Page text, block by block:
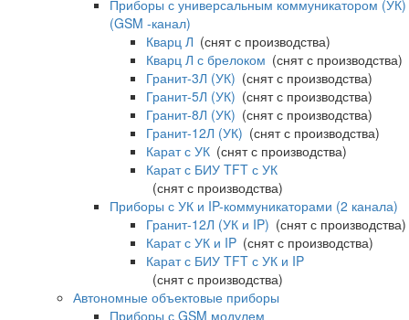
Приборы с универсальным коммуникатором (УК)
(GSM -канал)
Кварц Л (снят с производства)
Кварц Л с брелоком (снят с производства)
Гранит-3Л (УК) (снят с производства)
Гранит-5Л (УК) (снят с производства)
Гранит-8Л (УК) (снят с производства)
Гранит-12Л (УК) (снят с производства)
Карат с УК (снят с производства)
Карат с БИУ TFT с УК
(снят с производства)
Приборы с УК и IP-коммуникаторами (2 канала)
Гранит-12Л (УК и IP) (снят с производства)
Карат с УК и IP (снят с производства)
Карат с БИУ TFT с УК и IP
(снят с производства)
Автономные объектовые приборы
Приборы с GSM модулем